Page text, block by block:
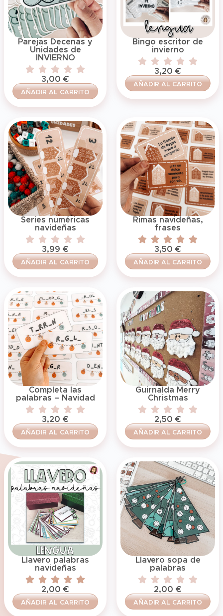
Parejas Decenas y
Unidades de
INVIERNO
3,00 €
AÑADIR AL CARRITO
Bingo escritor de
invierno
3,20 €
AÑADIR AL CARRITO
Series numéricas
navideñas
3,99 €
AÑADIR AL CARRITO
Rimas navideñas,
frases
3,50 €
AÑADIR AL CARRITO
Completa las
palabras – Navidad
3,20 €
AÑADIR AL CARRITO
Guirnalda Merry
Christmas
2,50 €
AÑADIR AL CARRITO
Llavero palabras
navideñas
2,00 €
AÑADIR AL CARRITO
Llavero sopa de
palabras
2,00 €
AÑADIR AL CARRITO